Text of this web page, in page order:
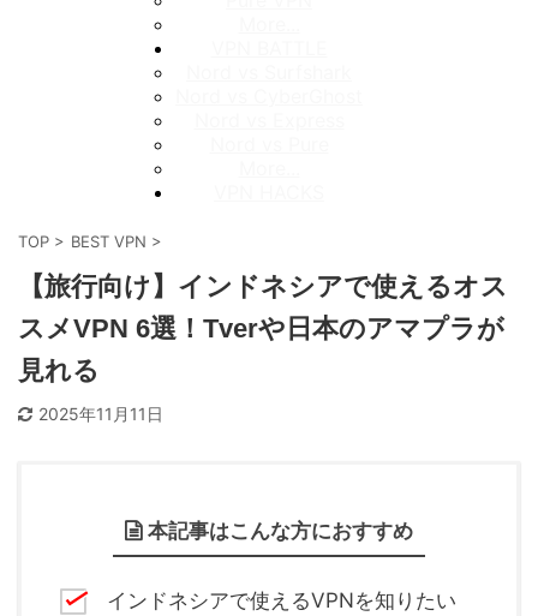
TOP > BEST VPN >
【旅行向け】インドネシアで使えるオス
スメVPN 6選！Tverや日本のアマプラが
見れる
2025年11月11日
本記事はこんな方におすすめ
インドネシアで使えるVPNを知りたい